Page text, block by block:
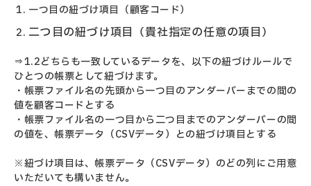
一つ目の紐づけ項目（顧客コード）
二つ目の紐づけ項目（貴社指定の任意の項目）
⇒1.2どちらも一致しているデータを、以下の紐づけルールで
ひとつの帳票として紐づけます。
・帳票ファイル名の先頭から一つ目のアンダーバーまでの間の
値を顧客コードとする
・帳票ファイル名の一つ目から二つ目までのアンダーバーの間
の値を、帳票データ（CSVデータ）との紐づけ項目とする
※紐づけ項目は、帳票データ（CSVデータ）のどの列にご用意
いただいても構いません。